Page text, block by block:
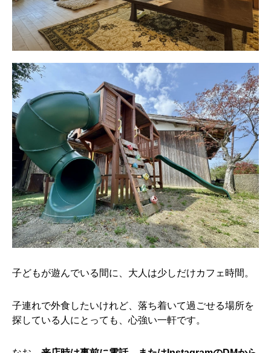
子どもが遊んでいる間に、大人は少しだけカフェ時間。
子連れで外食したいけれど、落ち着いて過ごせる場所を
探している人にとっても、心強い一軒です。